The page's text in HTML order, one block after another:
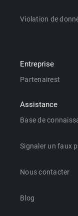
Violation de
Entreprise
Partenairest
Assistance
Base de
Signaler un faux
Nous contacter
Blog